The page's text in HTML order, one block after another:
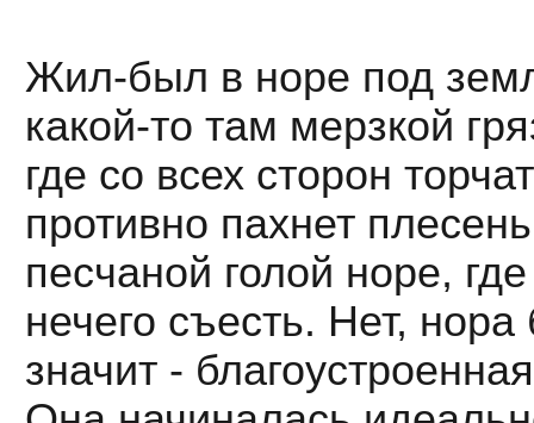
Жил-был в норе под
какой-то там мерзкой
где со всех сторон
противно пахнет
песчаной голой норе,
нечего съесть. Нет,
значит -